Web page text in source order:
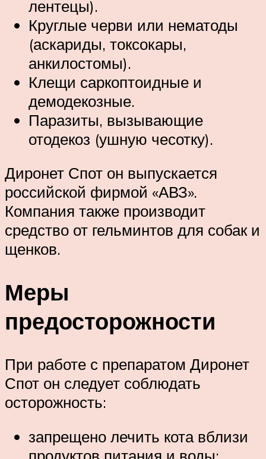
лентецы).
Круглые черви или нематоды
(аскариды, токсокары,
анкилостомы).
Клещи саркоптоидные и
демодекозные.
Паразиты, вызывающие
отодекоз (ушную чесотку).
Диронет Спот он выпускается
российской фирмой «АВЗ».
Компания также производит
средство от гельминтов для собак и
щенков.
Меры
предосторожности
При работе с препаратом Диронет
Спот он следует соблюдать
осторожность:
запрещено лечить кота вблизи
продуктов питания и воды;